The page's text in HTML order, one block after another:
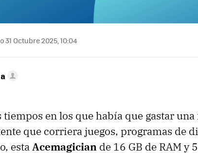
31 Octubre 2025, 10:04
tiempos en los que había que gastar
que corriera juegos, programas de
estaAcemagician de 16 GB de RAM y